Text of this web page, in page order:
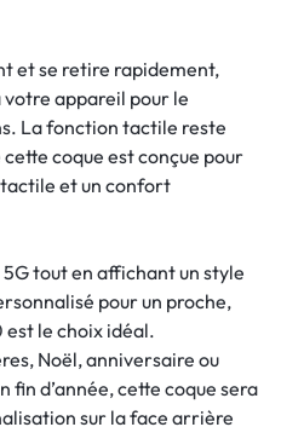
et se retire rapidement,
appareil pour le
La fonction tactile reste
coque est conçue pour
et un confort
tout en affichant un style
pour un proche,
le choix idéal.
Noël, anniversaire ou
fin d’année, cette coque sera
sur la face arrière